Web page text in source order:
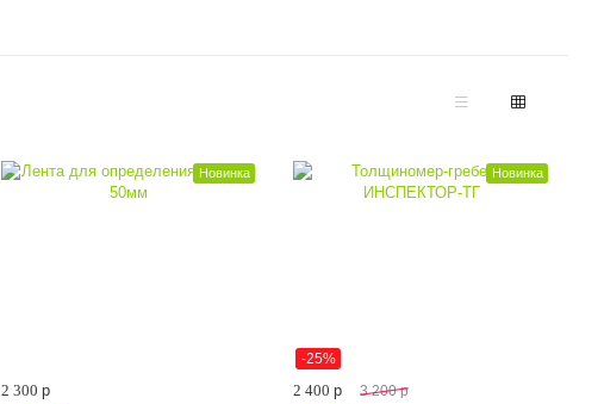
Новинка
2 300 p
-25%
Новинка
2 400p 3 200 p